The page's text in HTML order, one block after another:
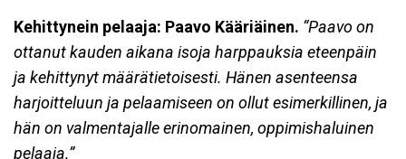
Kehittynein pelaaja: Paavo Kääriäinen. “Paavo on
ottanut kauden aikana isoja harppauksia eteenpäin
ja kehittynyt määrätietoisesti. Hänen asenteensa
harjoitteluun ja pelaamiseen on ollut esimerkillinen, ja
hän on valmentajalle erinomainen, oppimishaluinen
pelaaja.”